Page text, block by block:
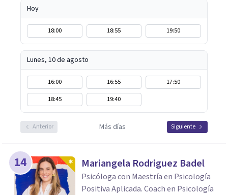
Hoy
18:00 18:55 19:50
Lunes, 10 de agosto
16:00 16:55
17:50
18:45
19:40
Anterior Más días Siguiente
14 Mariangela Rodriguez Badel
Psicóloga con Maestría en Psicología
Positiva Aplicada. Coach en Psicología